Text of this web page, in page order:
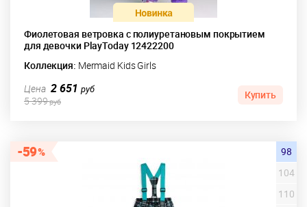
Фиолетовая ветровка с полиуретановым покрытием
для девочки PlayToday 12422200
Коллекция: Mermaid Kids Girls
Цена 2 651 руб
5 399руб
Купить
59
98
104
110